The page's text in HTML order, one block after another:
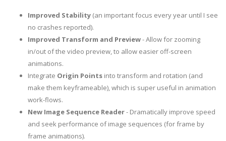
Improved Stability (an important focus every year until I see
no crashes reported).
Improved Transform and Preview- Allow for zooming
in/out of the video preview, to allow easier off-screen
animations.
Integrate Origin Points into transform and rotation (and
make them keyframeable), which is super useful in animation
work-flows.
New Image Sequence Reader- Dramatically improve speed
and seek performance of image sequences (for frame by
frame animations).